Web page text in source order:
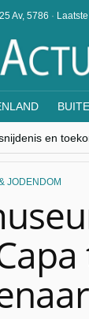
25 Av, 5786 ·
en
toont hoe
–
Jood in
JODENDOM